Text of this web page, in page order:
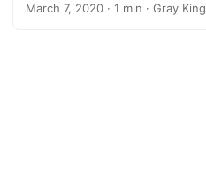
March 7, 2020 · 1 min · Gray King